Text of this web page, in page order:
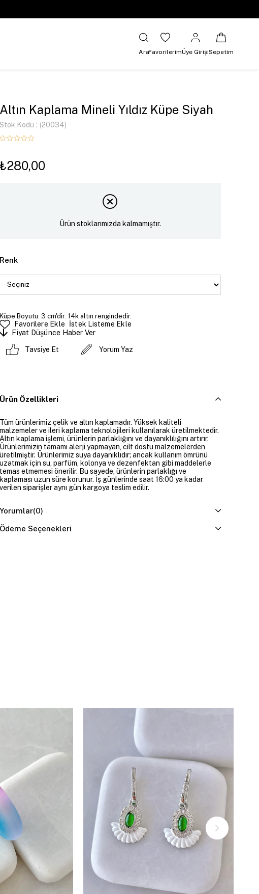
AraFavorilerimÜye GirişiSepetim
Altın Kaplama Mineli Yıldız Küpe Siyah
Stok Kodu (20034)
₺280,00
Ürün stoklarımızda kalmamıştır.
Renk
Küpe Boyutu: 3 cm'dir. 14k altın rengindedir.
Favorilere Ekle
İstek Listeme Ekle
Fiyat Düşünce Haber Ver
Tavsiye Et Yorum Yaz
Ürün Özellikleri
Tüm ürünlerimiz çelik ve altın kaplamadır. Yüksek kaliteli
malzemeler ve ileri kaplama teknolojileri kullanılarak üretilmektedir.
Altın kaplama işlemi, ürünlerin parlaklığını ve dayanıklılığını artırır.
Ürünlerimizin tamamı alerji yapmayan, cilt dostu malzemelerden
üretilmiştir. Ürünlerimiz suya dayanıklıdır; ancak kullanım ömrünü
uzatmak için su, parfüm, kolonya ve dezenfektan gibi maddelerle
temas etmemesi önerilir. Bu sayede, ürünlerin parlaklığı ve
kaplaması uzun süre korunur. İş günlerinde saat 16:00 ya kadar
verilen siparişler aynı gün kargoya teslim edilir.
Yorumlar(0)
Ödeme Seçenekleri